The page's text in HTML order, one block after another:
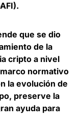
que se dio
de la
cripto a nivel
normativo
la evolución de
preserve la
ayuda para